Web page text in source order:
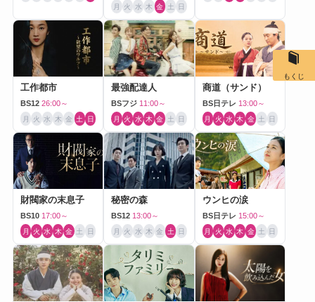
月 火 水 木 金 土 日
工作都市
BS12 26:00～
月 火 水 木 金 土 日
最強配達人
BSフジ 11:00～
月 火 水 木 金 土 日
商道（サンド）
BS日テレ 13:00～
月 火 水 木 金 土 日
財閥家の末息子
BS10 17:00～
月 火 水 木 金 土 日
秘密の森
BS12 13:00～
月 火 水 木 金 土 日
ウンヒの涙
BS日テレ 15:00～
月 火 水 木 金 土 日
もくじ